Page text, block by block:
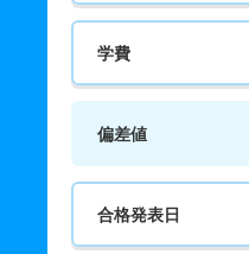
学費
偏差値
合格発表日